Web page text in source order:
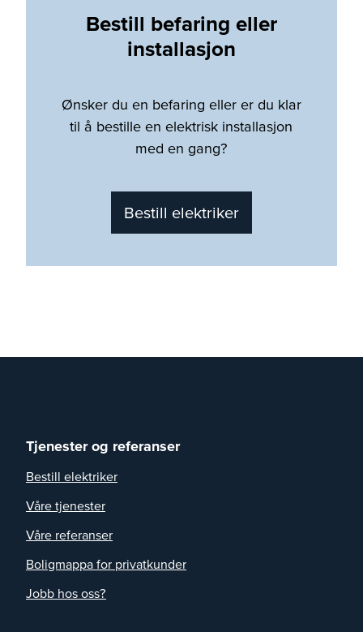
Bestill befaring eller
installasjon
Ønsker du en befaring eller er du klar
til å bestille en elektrisk installasjon
med en gang?
Bestill elektriker
Tjenester og referanser
Bestill elektriker
Våre tjenester
Våre referanser
Boligmappa for privatkunder
Jobb hos oss?